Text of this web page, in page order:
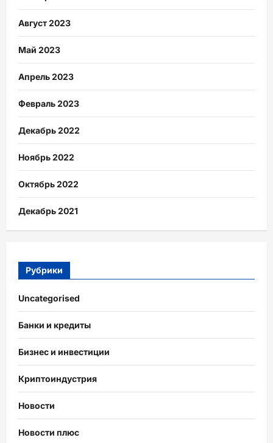
Август 2023
Май 2023
Апрель 2023
Февраль 2023
Декабрь 2022
Ноябрь 2022
Октябрь 2022
Декабрь 2021
Рубрики
Uncategorised
Банки и кредиты
Бизнес и инвестиции
Криптоиндустрия
Новости
Новости плюс